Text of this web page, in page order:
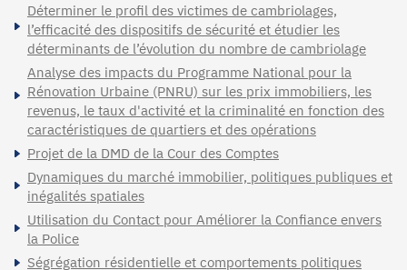
Déterminer le profil des victimes de cambriolages,
l’efficacité des dispositifs de sécurité et étudier les
déterminants de l’évolution du nombre de cambriolage
Analyse des impacts du Programme National pour la
Rénovation Urbaine (PNRU) sur les prix immobiliers, les
revenus, le taux d'activité et la criminalité en fonction des
caractéristiques de quartiers et des opérations
Projet de la DMD de la Cour des Comptes
Dynamiques du marché immobilier, politiques publiques et
inégalités spatiales
Utilisation du Contact pour Améliorer la Confiance envers
la Police
Ségrégation résidentielle et comportements politiques